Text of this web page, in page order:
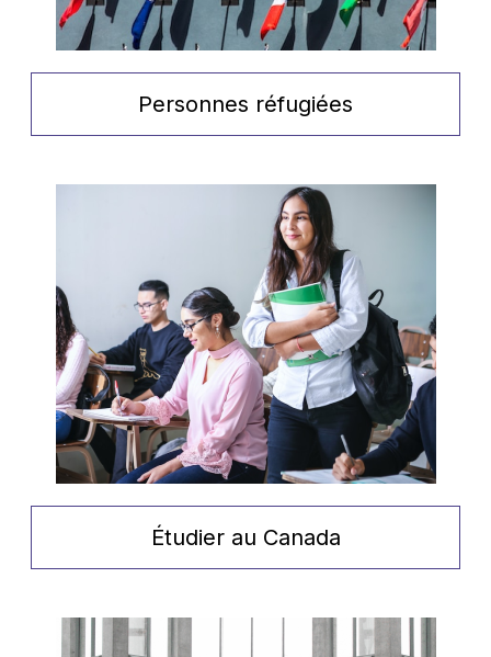
Personnes réfugiées
Étudier au Canada